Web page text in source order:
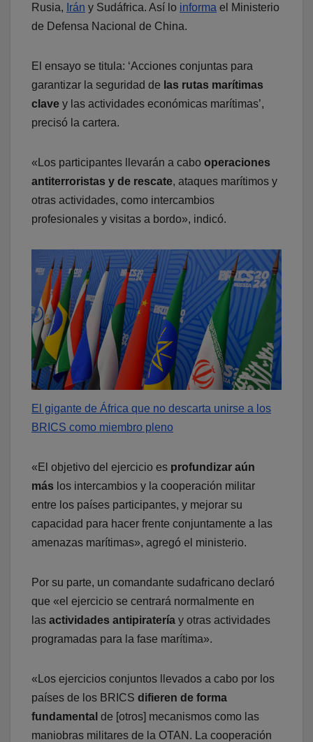
Rusia, Irán y Sudáfrica. Así lo informa el Ministerio
de Defensa Nacional de China.
El ensayo se titula: ‘Acciones conjuntas para
garantizar la seguridad de las rutas marítimas
clave y las actividades económicas marítimas’,
precisó la cartera.
«Los participantes llevarán a cabo operaciones
antiterroristas y de rescate, ataques marítimos y
otras actividades, como intercambios
profesionales y visitas a bordo», indicó.
El gigante de África que no descarta unirse a los
BRICS como miembro pleno
«El objetivo del ejercicio es profundizar aún
más los intercambios y la cooperación militar
entre los países participantes, y mejorar su
capacidad para hacer frente conjuntamente a las
amenazas marítimas», agregó el ministerio.
Por su parte, un comandante sudafricano declaró
que «el ejercicio se centrará normalmente en
las actividades antipiratería y otras actividades
programadas para la fase marítima».
«Los ejercicios conjuntos llevados a cabo por los
países de los BRICS difieren de forma
fundamental de [otros] mecanismos como las
maniobras militares de la OTAN. La cooperación